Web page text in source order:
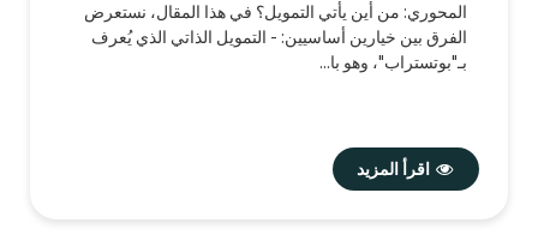
المحوري: من أين يأتي التمويل؟ في هذا المقال، نستعرض
الفرق بين خيارين أساسيين: - التمويل الذاتي الذي يُعرف
بـ"بوتستراب"، وهو با...
اقرأ المزيد